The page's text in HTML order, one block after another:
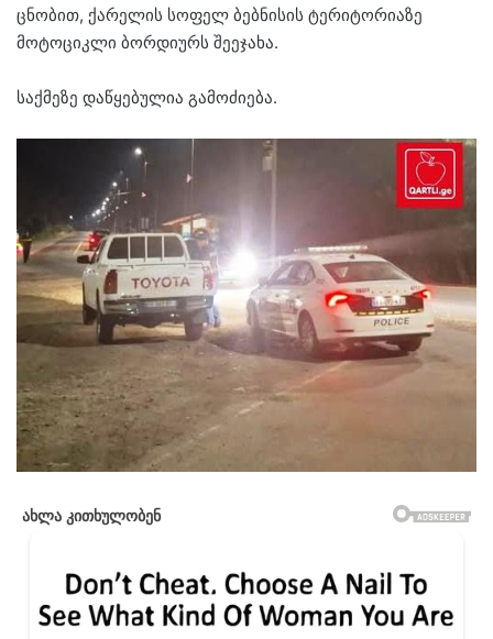
ცნობით, ქარელის სოფელ ბებნისის ტერიტორიაზე
მოტოციკლი ბორდიურს შეეჯახა.
საქმეზე დაწყებულია გამოძიება.